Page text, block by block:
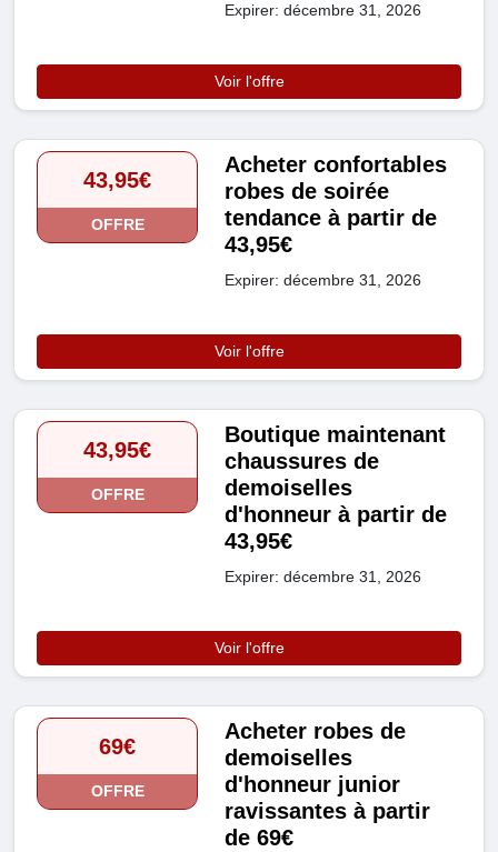
Expirer: décembre 31, 2026
Voir l'offre
43,95€
OFFRE
Acheter confortables
robes de soirée
tendance à partir de
43,95€
Expirer: décembre 31, 2026
Voir l'offre
43,95€
OFFRE
Boutique maintenant
chaussures de
demoiselles
d'honneur à partir de
43,95€
Expirer: décembre 31, 2026
Voir l'offre
69€
OFFRE
Acheter robes de
demoiselles
d'honneur junior
ravissantes à partir
de 69€